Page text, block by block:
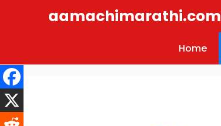
aamachimarathi.com
Home